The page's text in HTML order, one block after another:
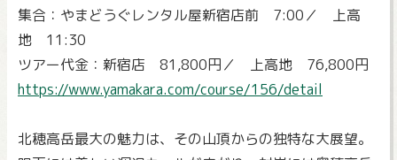
集合：やまどうぐレンタル屋新宿店前 7:00／ 上高
地 11:30
ツアー代金：新宿店 81,800円／ 上高地 76,800円
https://www.yamakara.com/course/156/detail
北穂高岳最大の魅力は、その山頂からの独特な大展望。